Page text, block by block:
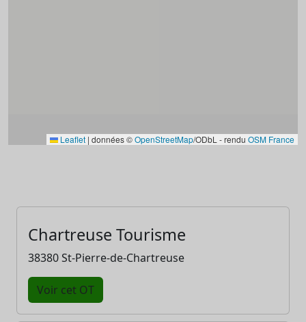
Leaflet | données ©OpenStreetMap/ODbL - rendu OSM France
Chartreuse Tourisme
38380 St-Pierre-de-Chartreuse
Voir cet OT